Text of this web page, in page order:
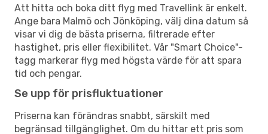
Att hitta och boka ditt flyg med Travellink är enkelt.
Ange bara Malmö och Jönköping, välj dina datum så
visar vi dig de bästa priserna, filtrerade efter
hastighet, pris eller flexibilitet. Vår "Smart Choice"-
tagg markerar flyg med högsta värde för att spara
tid och pengar.
Se upp för prisfluktuationer
Priserna kan förändras snabbt, särskilt med
begränsad tillgänglighet. Om du hittar ett pris som